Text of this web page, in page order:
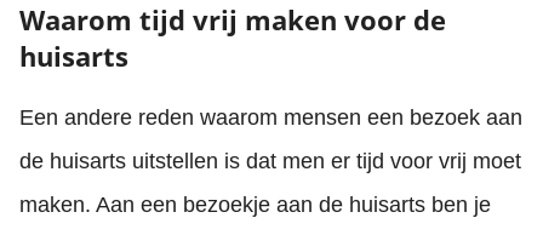
Waarom tijd vrij maken voor de
huisarts
Een andere reden waarom mensen een bezoek aan
de huisarts uitstellen is dat men er tijd voor vrij moet
maken. Aan een bezoekje aan de huisarts ben je